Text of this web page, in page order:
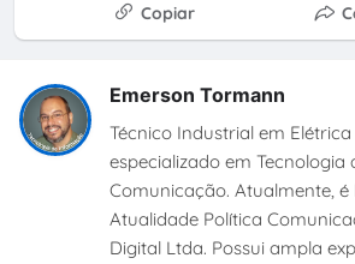
Copiar
Emerson Tormann
Técnico Industrial em
especializado em
Comunicação. Atualmente,
Atualidade Política
Digital Ltda. Possui ampla